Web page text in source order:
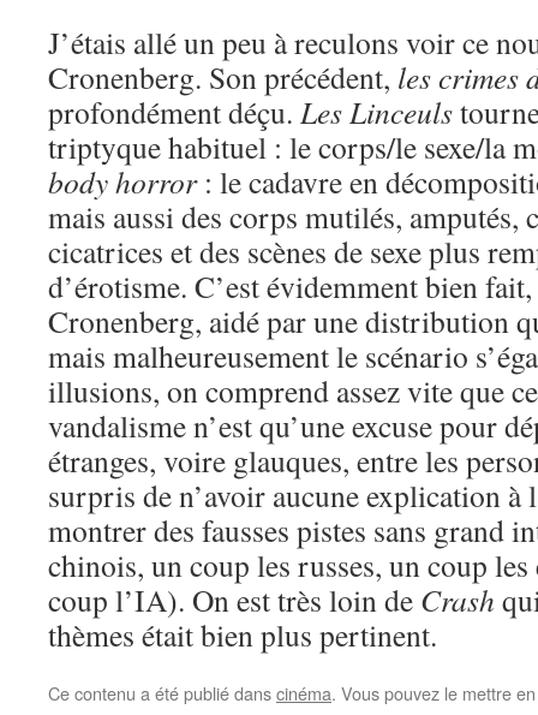
J’étais allé un peu à reculons voir ce
Cronenberg. Son précédent, les crimes
profondément déçu. Les Linceuls
triptyque habituel : le corps/le sexe/la
body horror: le cadavre en
mais aussi des corps mutilés, amputés,
cicatrices et des scènes de sexe plus
d’érotisme. C’est évidemment bien
Cronenberg, aidé par une distribution
mais malheureusement le scénario
illusions, on comprend assez vite que
vandalisme n’est qu’une excuse pour
étranges, voire glauques, entre les
surpris de n’avoir aucune explication à
montrer des fausses pistes sans grand
chinois, un coup les russes, un coup
coup l’IA). On est très loin de Crash
thèmes était bien plus pertinent.
Ce contenu a été publié danscinéma. Vous pouvez le mettre